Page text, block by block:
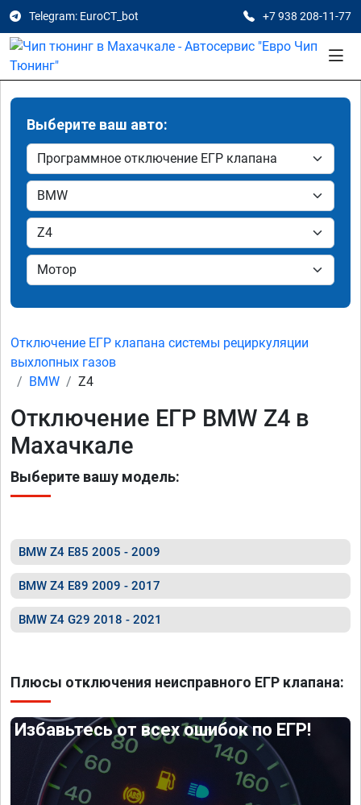
Telegram: EuroCT_bot +7 938 208-11-77
Выберите ваш авто:
Отключение ЕГР клапана системы рециркуляции
выхлопных газов
BMW
Z4
Отключение ЕГР BMW Z4 в
Махачкале
Выберите вашу модель:
BMW Z4 E85 2005 - 2009
BMW Z4 E89 2009 - 2017
BMW Z4 G29 2018 - 2021
Плюсы отключения неисправного ЕГР клапана:
Избавьтесь от всех ошибок по ЕГР!